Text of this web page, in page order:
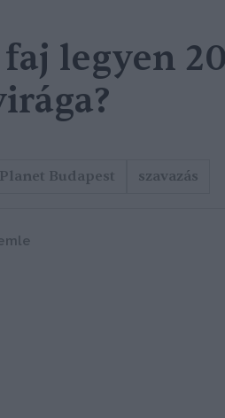
legyen
Planet Budapest szavazás